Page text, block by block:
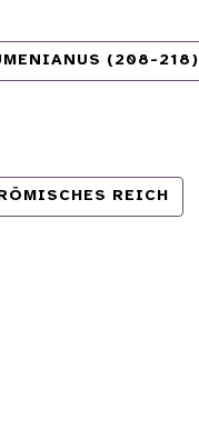
(208-218)
REICH